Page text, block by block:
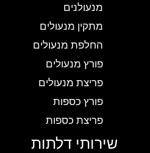
מנעולנים
מתקין מנעולים
החלפת מנעולים
פורץ מנעולים
פריצת מנעולים
פורץ כספות
פריצת כספות
שירותי דלתות